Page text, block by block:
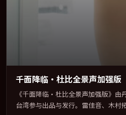
千面降临·杜比全景声加强版
《千面降临·杜比全景声加强版》
台湾参与出品与发行。雷佳音、木村